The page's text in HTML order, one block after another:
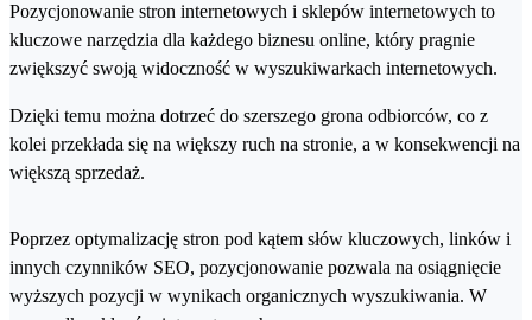
Pozycjonowanie stron internetowych i sklepów internetowych to
kluczowe narzędzia dla każdego biznesu online, który pragnie
zwiększyć swoją widoczność w wyszukiwarkach internetowych.
Dzięki temu można dotrzeć do szerszego grona odbiorców, co z
kolei przekłada się na większy ruch na stronie, a w konsekwencji na
większą sprzedaż.
Poprzez optymalizację stron pod kątem słów kluczowych, linków i
innych czynników SEO, pozycjonowanie pozwala na osiągnięcie
wyższych pozycji w wynikach organicznych wyszukiwania. W